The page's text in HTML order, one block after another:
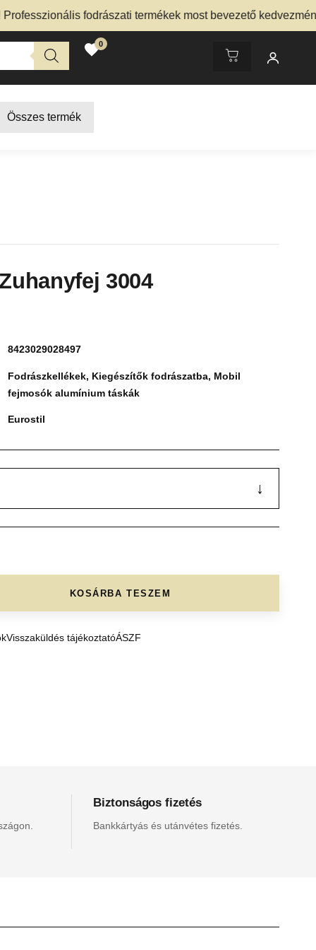
fodrászati termékek most bevezető
0
Összes termék
3004
8423029028497
Fodrászkellékek, Kiegészítők fodrászatba, Mobil
fejmosók alumínium táskák
Eurostil
↓
KOSÁRBA TESZEM
Visszaküldés tájékoztatóÁSZF
Biztonságos fizetés
Bankkártyás és utánvétes fizetés.